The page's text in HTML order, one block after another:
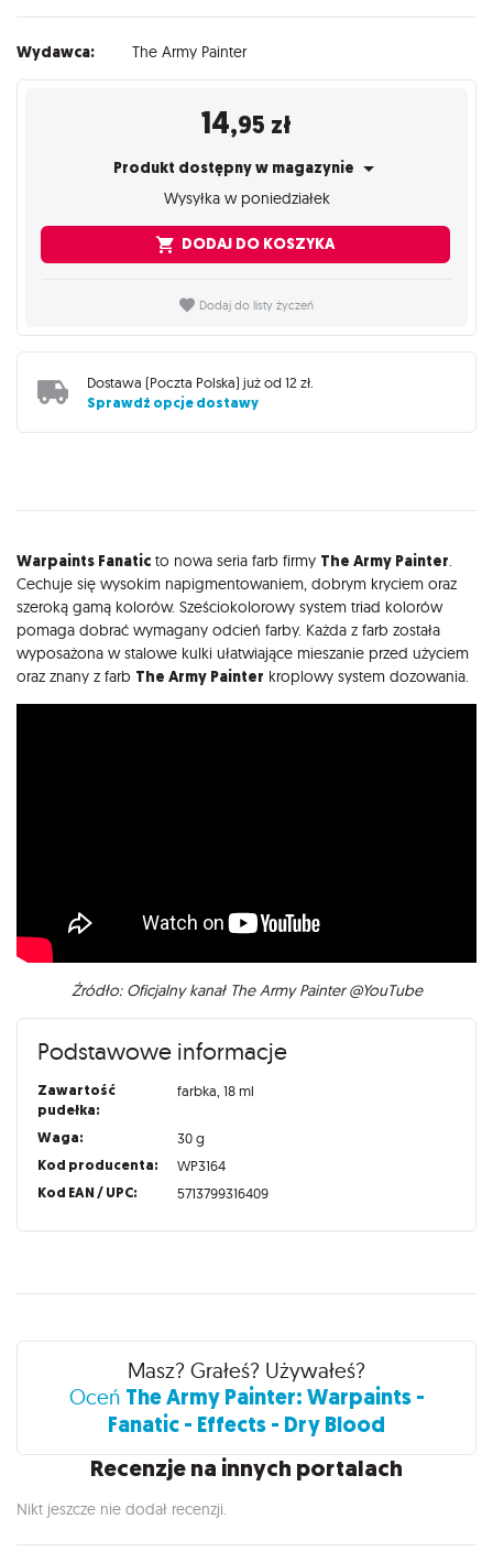
Wydawca: The Army Painter
14,95 zł
Produkt dostępny w magazynie
Wysyłka w poniedziałek
DODAJ DO KOSZYKA
Dodaj do listy życzeń
Dostawa (Poczta Polska) już od 12 zł
Sprawdź opcje dostawy
Opis
Warpaints Fanatic to nowa seria farb firmy The Army Painter.
Cechuje się wysokim napigmentowaniem, dobrym kryciem oraz
szeroką gamą kolorów. Sześciokolorowy system triad kolorów
pomaga dobrać wymagany odcień farby. Każda z farb została
wyposażona w stalowe kulki ułatwiające mieszanie przed użyciem
oraz znany z farb The Army Painter kroplowy system dozowania.
Źródło: Oficjalny kanał The Army Painter @YouTube
Podstawowe informacje
Zawartość
pudełka:
farbka, 18 ml
Waga: 30 g
Kod producenta: WP3164
Kod EAN / UPC: 5713799316409
Recenzje
Masz? Grałeś? Używałeś?
Oceń The Army Painter: Warpaints -
Fanatic - Effects - Dry Blood
Recenzje na innych portalach
Nikt jeszcze nie dodał recenzji.